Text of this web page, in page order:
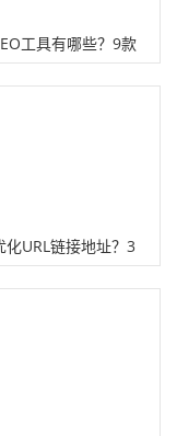
工具有哪些？9款
效网站SEO优化工具
化URL链接地址？3
有利于谷歌搜索排名